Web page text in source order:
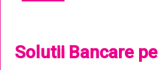
Solutii Bancare